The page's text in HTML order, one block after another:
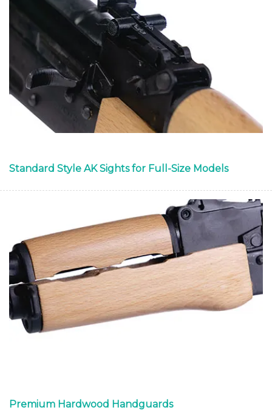
Standard Style AK Sights for Full-Size Models
Premium Hardwood Handguards